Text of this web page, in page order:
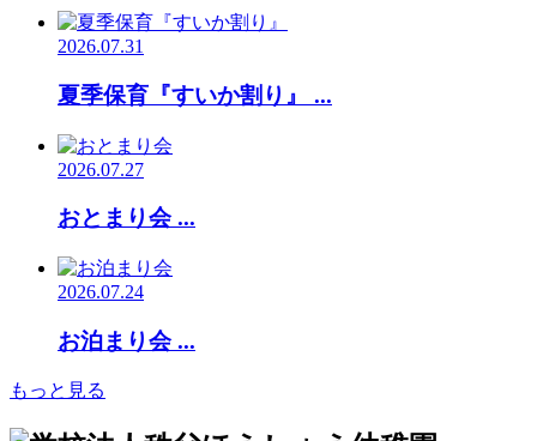
2026.07.31
夏季保育『すいか割り』 ...
2026.07.27
おとまり会 ...
2026.07.24
お泊まり会 ...
もっと見る